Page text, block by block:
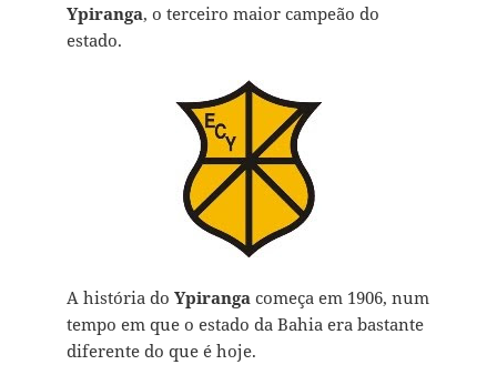
Ypiranga, o terceiro maior campeão do
estado.
A história do Ypirangacomeça em 1906, num
tempo em que o estado da Bahia era bastante
diferente do que é hoje.